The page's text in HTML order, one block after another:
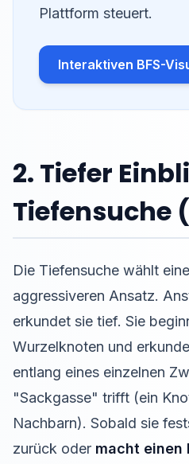
Plattform steuert.
Interaktiven BFS-
2. Tiefer
Tiefensuche
Die Tiefensuche wählt
aggressiveren Ansatz.
erkundet sie tief. Sie
Wurzelknoten und
entlang eines einzelnen
"Sackgasse" trifft (ein
Nachbarn). Sobald sie
zurück oder macht einen